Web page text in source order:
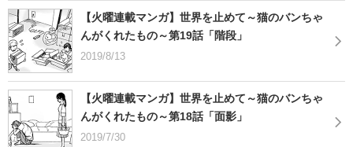
【火曜連載マンガ】世界を止めて～猫のバンちゃ
んがくれたもの～第19話「階段」
2019/8/13
【火曜連載マンガ】世界を止めて～猫のバンちゃ
んがくれたもの～第18話「面影」
2019/7/30